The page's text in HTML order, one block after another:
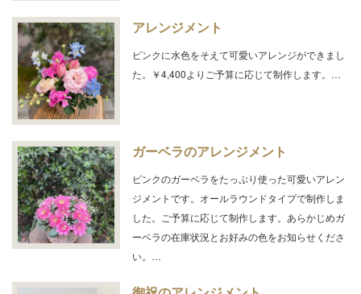
アレンジメント
ピンクに水色をそえて可愛いアレンジができまし
た。￥4,400よりご予算に応じて制作します。…
ガーベラのアレンジメント
ピンクのガーベラをたっぷり使った可愛いアレン
ジメントです。オールラウンドタイプで制作しま
した。ご予算に応じて制作します。あらかじめガ
ーベラの在庫状況とお好みの色をお知らせくださ
い。…